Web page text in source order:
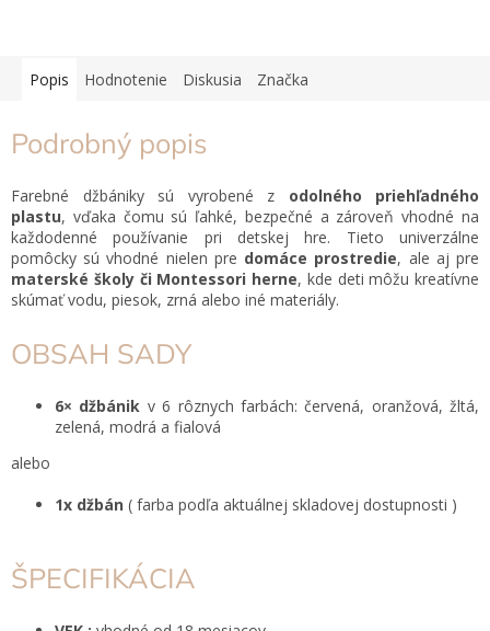
Popis Hodnotenie Diskusia Značka
Podrobný popis
Farebné džbániky sú vyrobené z odolného priehľadného
plastu, vďaka čomu sú ľahké, bezpečné a zároveň vhodné na
každodenné používanie pri detskej hre. Tieto univerzálne
pomôcky sú vhodné nielen pre domáce prostredie, ale aj pre
materské školy či Montessori herne, kde deti môžu kreatívne
skúmať vodu, piesok, zrná alebo iné materiály.
OBSAH SADY
6× džbánik v 6 rôznych farbách: červená, oranžová, žltá,
zelená, modrá a fialová
alebo
1x džbán ( farba podľa aktuálnej skladovej dostupnosti )
ŠPECIFIKÁCIA